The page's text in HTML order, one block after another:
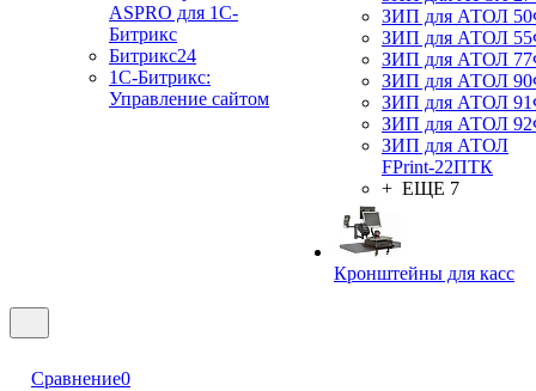
ASPRO для 1С-
Битрикс
Битрикс24
1С-Битрикс:
Управление сайтом
ЗИП для АТОЛ
ЗИП для АТОЛ
ЗИП для АТОЛ
ЗИП для АТОЛ
ЗИП для АТОЛ
ЗИП для АТОЛ
ЗИП для АТОЛ
FPrint-22ПТК
+ ЕЩЕ 7
Кронштейны для касс
Сравнение0